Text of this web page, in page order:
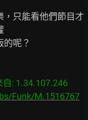
，只能看他們節目才
的呢？
: 1.34.107.246
Funk/M.1516767